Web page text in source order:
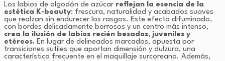
Los labios de algodón de azúcar reflejan la esencia de la
estética K-beauty: frescura, naturalidad y acabados suaves
que realzan sin endurecer los rasgos. Este efecto difuminado,
con bordes delicadamente borrosos y un centro más intenso,
crea la ilusión de labios recién besados, juveniles y
etéreos. En lugar de delineados marcados, apuesta por
transiciones sutiles que aportan dimensión y dulzura, una
característica frecuente en el maquillaje surcoreano. Además,